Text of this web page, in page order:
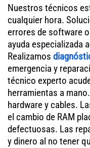
Nuestros técnicos
cualquier hora.
errores de software
ayuda especializada
Realizamos
emergencia y
técnico experto
herramientas a
hardware y cables.
el cambio de RAM
defectuosas. Las
y dinero al no tener